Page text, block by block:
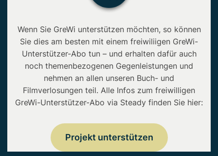
Wenn Sie GreWi unterstützen möchten, so können
Sie dies am besten mit einem freiwiliigen GreWi-
Unterstützer-Abo tun – und erhalten dafür auch
noch themenbezogenen Gegenleistungen und
nehmen an allen unseren Buch- und
Filmverlosungen teil. Alle Infos zum freiwilligen
GreWi-Unterstützer-Abo via Steady finden Sie hier:
Projekt unterstützen